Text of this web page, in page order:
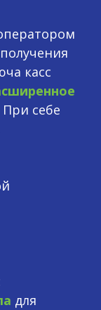
касс
При себе
для